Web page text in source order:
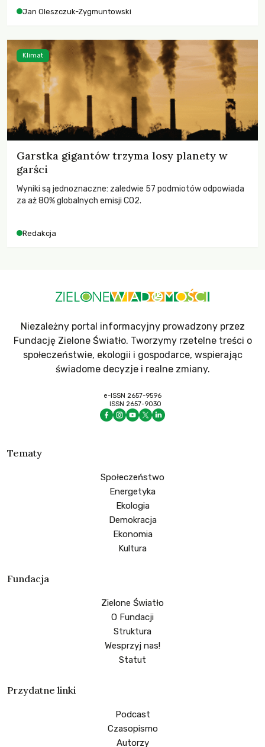
Jan Oleszczuk-Zygmuntowski
Garstka gigantów trzyma losy planety w
garści
Wyniki są jednoznaczne: zaledwie 57 podmiotów odpowiada
za aż 80% globalnych emisji CO2.
Redakcja
Klimat
Niezależny portal informacyjny prowadzony przez
Fundację Zielone Światło. Tworzymy rzetelne treści o
społeczeństwie, ekologii i gospodarce, wspierając
świadome decyzje i realne zmiany.
e-ISSN 2657-9596
ISSN 2657-9030
Tematy
Społeczeństwo
Energetyka
Ekologia
Demokracja
Ekonomia
Kultura
Fundacja
Zielone Światło
O Fundacji
Struktura
Wesprzyj nas!
Statut
Przydatne linki
Podcast
Czasopismo
Autorzy